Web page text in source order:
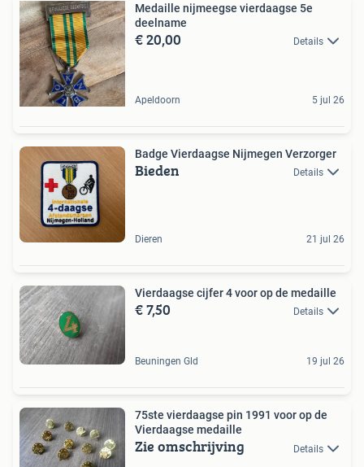
Medaille nijmeegse vierdaagse 5e
deelname
€ 20,00 Details
Apeldoorn 5 jul 26
Badge Vierdaagse Nijmegen Verzorger
Bieden Details
Dieren 21 jul 26
Vierdaagse cijfer 4 voor op de medaille
€ 7,50 Details
Beuningen Gld 19 jul 26
75ste vierdaagse pin 1991 voor op de
Vierdaagse medaille
Zie omschrijving Details